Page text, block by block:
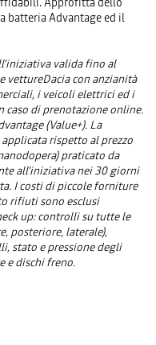
batteria Advantage ed il
valida fino al
vettureDacia con anzianità
i veicoli elettrici ed i
di prenotazione online.
(Value+). La
rispetto al prezzo
praticato da
all'iniziativa nei 30 giorni
I costi di piccole forniture
rifiuti sono esclusi
up: controlli su tutte le
posteriore, laterale),
stato e pressione degli
e dischi freno.